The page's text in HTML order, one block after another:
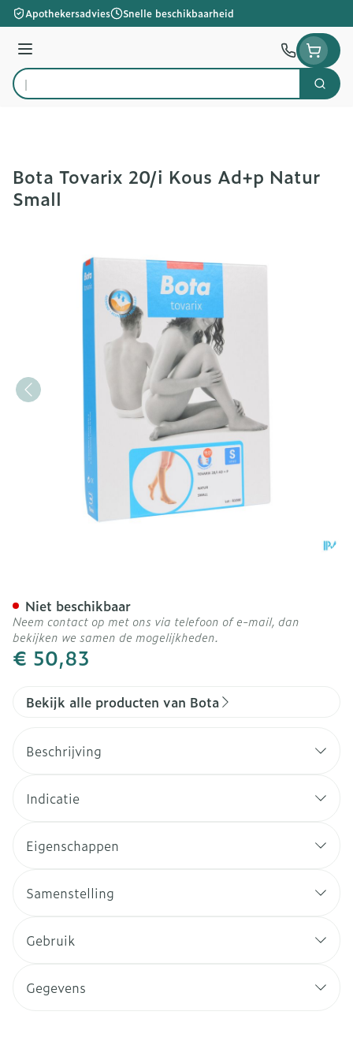
Ga naar de inhoud
Apothekersadvies Snelle beschikbaarheid
Menu
Product, merk, categorie...
Zoek
Bota Tovarix 20/i Kous Ad+p Natur
Small
€ 50,83
Niet beschikbaar
Neem contact op met ons via telefoon of e-mail, dan
bekijken we samen de mogelijkheden.
Bekijk alle producten van Bota
Beschrijving
Indicatie
Eigenschappen
Samenstelling
Gebruik
Gegevens